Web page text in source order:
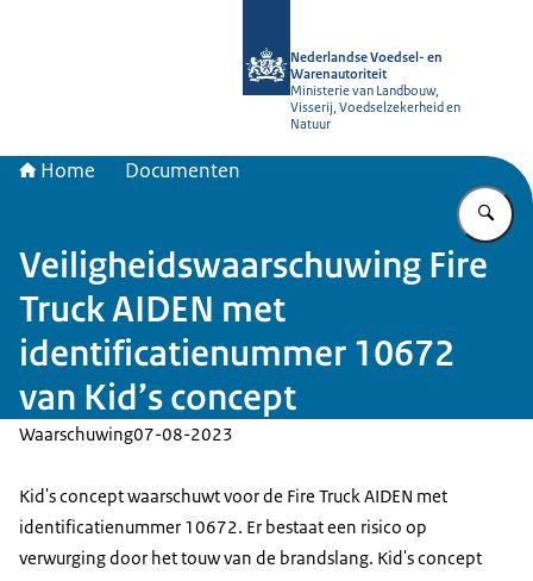
Nederlandse Voedsel- en
Warenautoriteit
Ministerie van Landbouw,
Visserij, Voedselzekerheid en
Natuur
Home Documenten
Veiligheidswaarschuwing Fire
Truck AIDEN met
identificatienummer 10672
van Kid’s concept
Waarschuwing07-08-2023
Kid's concept waarschuwt voor de Fire Truck AIDEN met
identificatienummer 10672. Er bestaat een risico op
verwurging door het touw van de brandslang. Kid's concept